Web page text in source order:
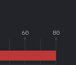
60 80